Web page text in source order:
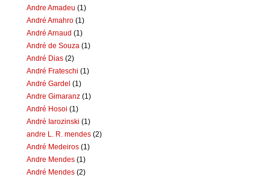
Andre Amadeu (1)
André Amahro (1)
André Arnaud (1)
André de Souza (1)
André Dias (2)
André Frateschi (1)
André Gardel (1)
Andre Gimaranz (1)
André Hosoi (1)
André Iarozinski (1)
andre L. R. mendes (2)
André Medeiros (1)
Andre Mendes (1)
André Mendes (2)